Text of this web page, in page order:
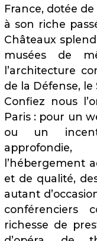
France, dotée
à son riche
Châteaux
musées de
l’architecture
de la Défense, le
Confiez nous
Paris : pour un
ou un
l’hébergement
et de qualité,
autant
conférenciers
richesse de